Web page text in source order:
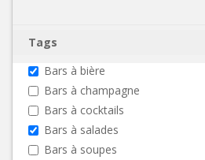
Tags
Bars à bière
Bars à champagne
Bars à cocktails
Bars à salades
Bars à soupes